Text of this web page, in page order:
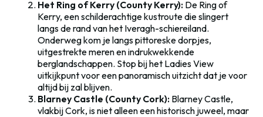
Het Ring of Kerry (County Kerry): De Ring of
Kerry, een schilderachtige kustroute die slingert
langs de rand van het Iveragh-schiereiland.
Onderweg kom je langs pittoreske dorpjes,
uitgestrekte meren en indrukwekkende
berglandschappen. Stop bij het Ladies View
uitkijkpunt voor een panoramisch uitzicht dat je voor
altijd bij zal blijven.
Blarney Castle (County Cork): Blarney Castle,
vlakbij Cork, is niet alleen een historisch juweel, maar